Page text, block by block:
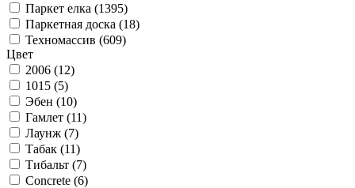
Паркет елка (1395)
Паркетная доска (18)
Техномассив (609)
Цвет
2006 (12)
1015 (5)
Эбен (10)
Гамлет (11)
Лаунж (7)
Табак (11)
Тибальт (7)
Concrete (6)